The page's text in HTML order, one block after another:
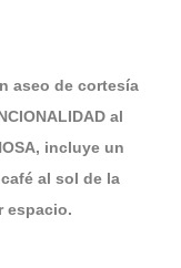
aseo de cortesía
al
incluye un
al sol de la
espacio.